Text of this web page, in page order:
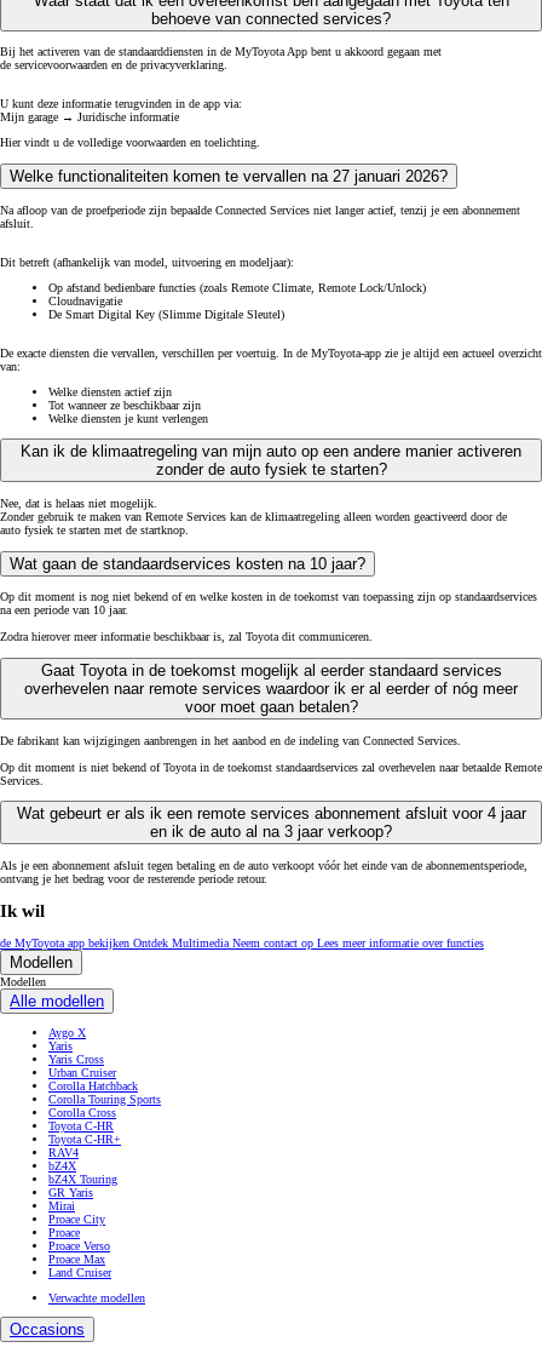
behoeve van connected services?
Bij het activeren van de standaarddiensten in de MyToyota App bent u akkoord gegaan met
de servicevoorwaarden en de privacyverklaring.
U kunt deze informatie terugvinden in de app via:
Mijn garage → Juridische informatie
Hier vindt u de volledige voorwaarden en toelichting.
Welke functionaliteiten komen te vervallen na 27 januari 2026?
Na afloop van de proefperiode zijn bepaalde Connected Services niet langer actief, tenzij je een abonnement
afsluit.
Dit betreft (afhankelijk van model, uitvoering en modeljaar):
Op afstand bedienbare functies (zoals Remote Climate, Remote Lock/Unlock)
Cloudnavigatie
De Smart Digital Key (Slimme Digitale Sleutel)
De exacte diensten die vervallen, verschillen per voertuig. In de MyToyota-app zie je altijd een actueel overzicht
van:
Welke diensten actief zijn
Tot wanneer ze beschikbaar zijn
Welke diensten je kunt verlengen
Kan ik de klimaatregeling van mijn auto op een andere manier activeren
zonder de auto fysiek te starten?
Nee, dat is helaas niet mogelijk.
Zonder gebruik te maken van Remote Services kan de klimaatregeling alleen worden geactiveerd door de
auto fysiek te starten met de startknop.
Wat gaan de standaardservices kosten na 10 jaar?
Op dit moment is nog niet bekend of en welke kosten in de toekomst van toepassing zijn op standaardservices
na een periode van 10 jaar.
Zodra hierover meer informatie beschikbaar is, zal Toyota dit communiceren.
Gaat Toyota in de toekomst mogelijk al eerder standaard services
overhevelen naar remote services waardoor ik er al eerder of nóg meer
voor moet gaan betalen?
De fabrikant kan wijzigingen aanbrengen in het aanbod en de indeling van Connected Services.
Op dit moment is niet bekend of Toyota in de toekomst standaardservices zal overhevelen naar betaalde Remote
Services.
Wat gebeurt er als ik een remote services abonnement afsluit voor 4 jaar
en ik de auto al na 3 jaar verkoop?
Als je een abonnement afsluit tegen betaling en de auto verkoopt vóór het einde van de abonnementsperiode,
ontvang je het bedrag voor de resterende periode retour.
Ik wil
de MyToyota app bekijken Ontdek Multimedia Neem contact op Lees meer informatie over functies
Modellen
Modellen
Alle modellen
Aygo X
Yaris
Yaris Cross
Urban Cruiser
Corolla Hatchback
Corolla Touring Sports
Corolla Cross
Toyota C-HR
Toyota C-HR+
RAV4
bZ4X
bZ4X Touring
GR Yaris
Mirai
Proace City
Proace
Proace Verso
Proace Max
Land Cruiser
Verwachte modellen
Occasions